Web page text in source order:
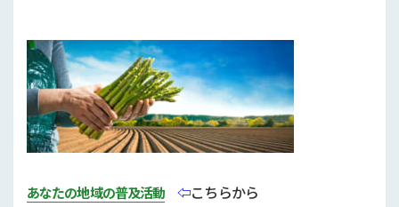
あなたの地域の普及活動 ⇦こちらから
行政情報
補助事業
試験研究